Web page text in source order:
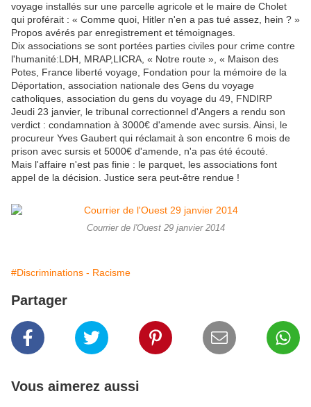
voyage installés sur une parcelle agricole et le maire de Cholet
qui proférait : « Comme quoi, Hitler n'en a pas tué assez, hein ? »
Propos avérés par enregistrement et témoignages.
Dix associations se sont portées parties civiles pour crime contre
l'humanité:LDH, MRAP,LICRA, « Notre route », « Maison des
Potes, France liberté voyage, Fondation pour la mémoire de la
Déportation, association nationale des Gens du voyage
catholiques, association du gens du voyage du 49, FNDIRP
Jeudi 23 janvier, le tribunal correctionnel d'Angers a rendu son
verdict : condamnation à 3000€ d'amende avec sursis. Ainsi, le
procureur Yves Gaubert qui réclamait à son encontre 6 mois de
prison avec sursis et 5000€ d'amende, n'a pas été écouté.
Mais l'affaire n'est pas finie : le parquet, les associations font
appel de la décision. Justice sera peut-être rendue !
Courrier de l'Ouest 29 janvier 2014
#Discriminations - Racisme
Partager
Vous aimerez aussi